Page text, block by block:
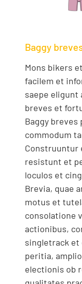
Baggy
Mons bikers
facilem et
saepe eligunt
breves et
Baggy
commodum
Construuntur
resistunt et
loculos et
Brevia, quae
motus et
consolatione
actionibus,
singletrack et
peritia,
electionis ob